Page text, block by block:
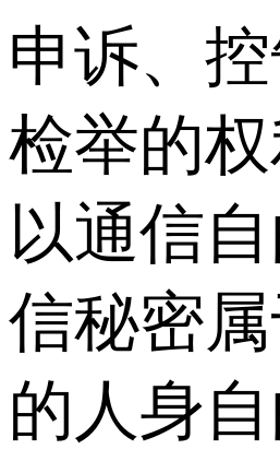
申诉、
检举的
以通信
信秘密
的人身